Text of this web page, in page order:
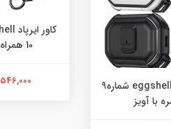
کاور ایرپاد eggshell شماره9
با آویز
10 همراه با آویز
546,000 تومان